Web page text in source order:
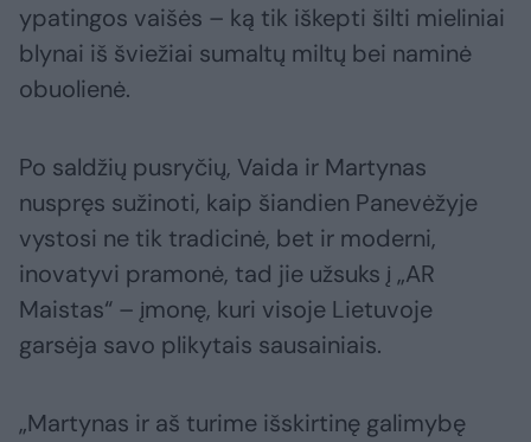
ypatingos vaišės – ką tik iškepti šilti mieliniai
blynai iš šviežiai sumaltų miltų bei naminė
obuolienė.
Po saldžių pusryčių, Vaida ir Martynas
nuspręs sužinoti, kaip šiandien Panevėžyje
vystosi ne tik tradicinė, bet ir moderni,
inovatyvi pramonė, tad jie užsuks į „AR
Maistas“ – įmonę, kuri visoje Lietuvoje
garsėja savo plikytais sausainiais.
„Martynas ir aš turime išskirtinę galimybę